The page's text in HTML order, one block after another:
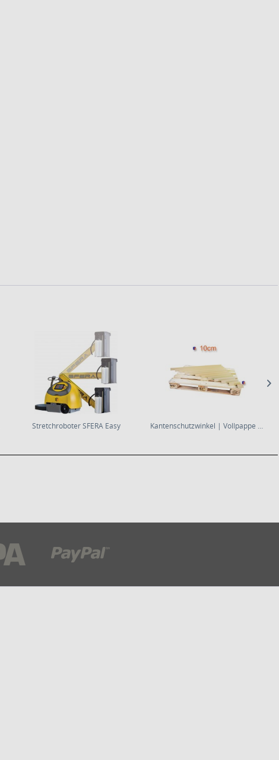
Stretchroboter SFERA Easy Kantenschutzwinkel | Vollpappe | Schenkelbreite...